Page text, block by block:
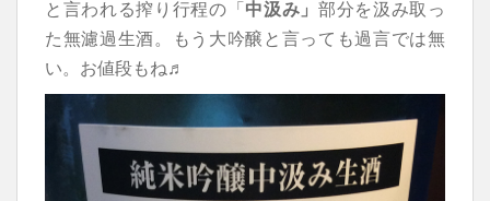
と言われる搾り行程の「中汲み」部分を汲み取っ
た無濾過生酒。もう大吟醸と言っても過言では無
い。お値段もね♬